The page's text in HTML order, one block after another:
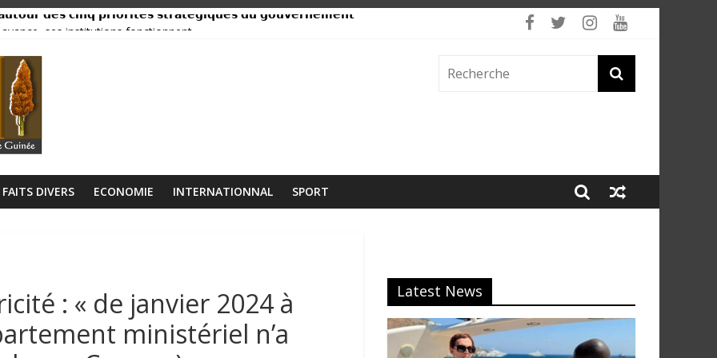
𝗱𝗲𝘀 𝗰𝗶𝗻𝗾 𝗽𝗿𝗶𝗼𝗿𝗶𝘁𝗲́𝘀 𝘀𝘁𝗿𝗮𝘁𝗲́𝗴𝗶𝗾𝘂𝗲𝘀 𝗱𝘂 𝗴𝗼𝘂𝘃𝗲𝗿𝗻𝗲𝗺𝗲𝗻𝘁
découvert à quelques mètres de la grande mosquée
entre un camion et un taxi
Rogbanè en complexe balnéaire
FAITS DIVERS ECONOMIE INTERNATIONNAL SPORT
: « de janvier 2024 à
ministériel n’a
Latest News